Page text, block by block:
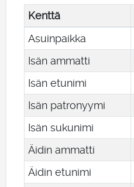
Kenttä
Asuinpaikka
Isän ammatti
Isän etunimi
Isän patronyymi
Isän sukunimi
Äidin ammatti
Äidin etunimi